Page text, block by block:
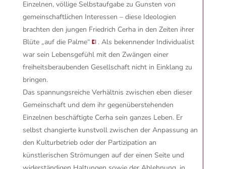
Einzelnen, völlige Selbstaufgabe zu Gunsten von
gemeinschaftlichen Interessen – diese Ideologien
brachten den jungen Friedrich Cerha in den Zeiten ihrer
Blüte „auf die Palme“
. Als bekennender Individualist
war sein Lebensgefühl mit den Zwängen einer
freiheitsberaubenden Gesellschaft nicht in Einklang zu
bringen.
Das spannungsreiche Verhältnis zwischen eben dieser
Gemeinschaft und dem ihr gegenüberstehenden
Einzelnen beschäftigte Cerha sein ganzes Leben. Er
selbst changierte kunstvoll zwischen der Anpassung an
den Kulturbetrieb oder der Partizipation an
künstlerischen Strömungen auf der einen Seite und